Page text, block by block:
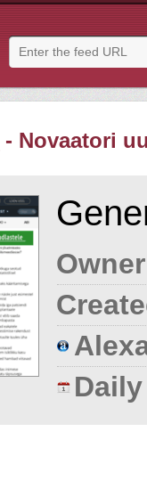
- Novaatori